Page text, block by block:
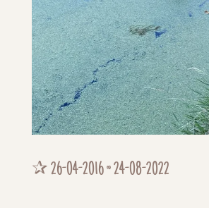
✰ 26-04-2016 ~ 24-08-2022